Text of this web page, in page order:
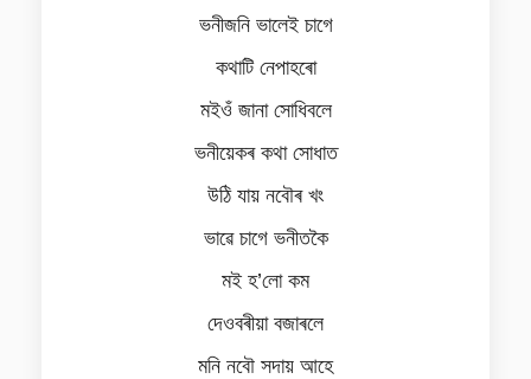
ভনীজনি ভালেই চাগে
কথাটি নেপাহৰো
মইওঁ জানা সোধিবলে
ভনীয়েকৰ কথা সোধাত
উঠি যায় নবৌৰ খং
ভাৱে চাগে ভনীতকৈ
মই হ’লো কম
দেওবৰীয়া বজাৰলে
মনি নবৌ সদায় আহে